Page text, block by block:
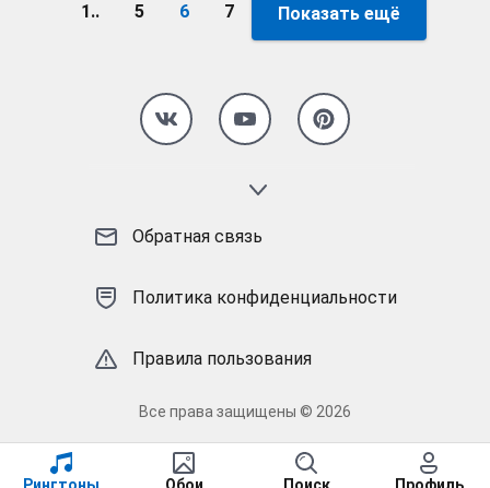
1.. 5 6 7 Показать ещё
Обратная связь
Политика конфиденциальности
Правила пользования
Все права защищены © 2026